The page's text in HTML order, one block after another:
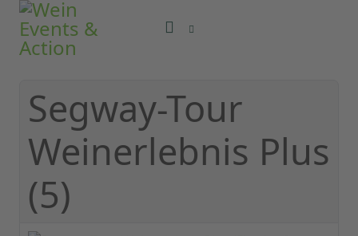
Segway-Tour
Weinerlebnis Plus
(5)